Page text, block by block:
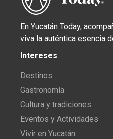
En Yucatán Today,
viva la auténtica esencia
Intereses
Destinos
Gastronomía
Cultura y tradiciones
Eventos y Actividades
Vivir en Yucatán